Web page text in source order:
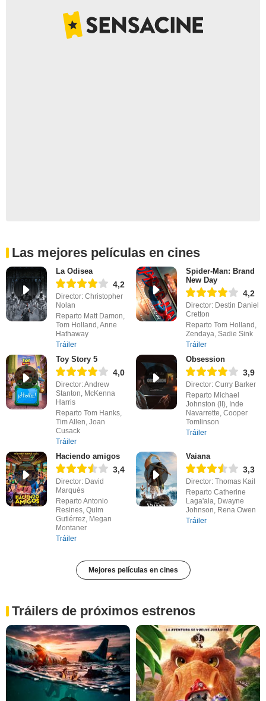
Las mejores películas en cines
La Odisea
4,2
Director: Christopher
Nolan
Reparto Matt Damon,
Tom Holland, Anne
Hathaway
Tráiler
Spider-Man: Brand
New Day
4,2
Director: Destin Daniel
Cretton
Reparto Tom Holland,
Zendaya, Sadie Sink
Tráiler
Toy Story 5
4,0
Director: Andrew
Stanton, McKenna
Harris
Reparto Tom Hanks,
Tim Allen, Joan
Cusack
Tráiler
Obsession
3,9
Director: Curry Barker
Reparto Michael
Johnston (II), Inde
Navarrette, Cooper
Tomlinson
Tráiler
Haciendo amigos
3,4
Director: David
Marqués
Reparto Antonio
Resines, Quim
Gutiérrez, Megan
Montaner
Tráiler
Vaiana
3,3
Director: Thomas Kail
Reparto Catherine
Laga'aia, Dwayne
Johnson, Rena Owen
Tráiler
Mejores películas en cines
Tráilers de próximos estrenos